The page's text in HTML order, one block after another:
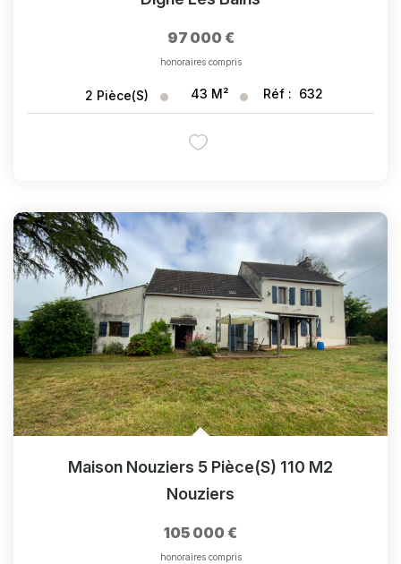
97 000 €
honoraires compris
2 Pièce(s) 43 M² Réf : 632
Maison Nouziers 5 Pièce(s) 110 M2
Nouziers
105 000 €
honoraires compris